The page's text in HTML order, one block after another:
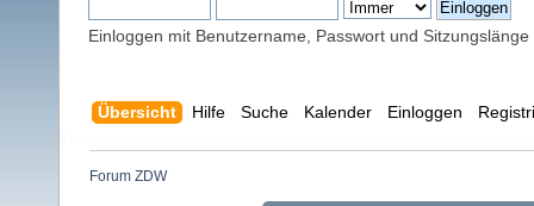
Einloggen mit Benutzername, Passwort und Sitzungslänge
Übersicht Hilfe Suche Kalender Einloggen
Forum ZDW